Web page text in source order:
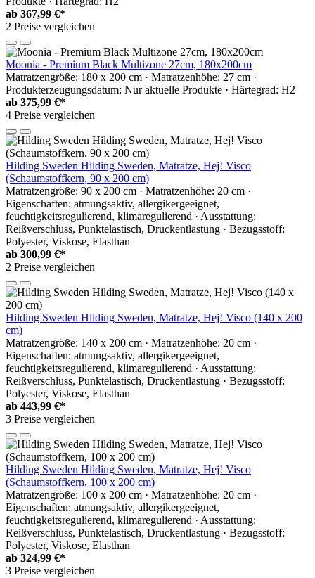
ab 367,99 €*
2 Preise vergleichen
Moonia - Premium Black Multizone 27cm, 180x200cm
Matratzengröße: 180 x 200 cm · Matratzenhöhe: 27 cm ·
Produkterzeugungsdatum: Nur aktuelle Produkte · Härtegrad: H2
ab 375,99 €*
4 Preise vergleichen
Hilding Sweden Hilding Sweden, Matratze, Hej! Visco
(Schaumstoffkern, 90 x 200 cm)
Matratzengröße: 90 x 200 cm · Matratzenhöhe: 20 cm ·
Eigenschaften: atmungsaktiv, allergikergeeignet,
feuchtigkeitsregulierend, klimaregulierend · Ausstattung:
Reißverschluss, Punktelastisch, Druckentlastung · Bezugsstoff:
Polyester, Viskose, Elasthan
ab 300,99 €*
2 Preise vergleichen
Hilding Sweden Hilding Sweden, Matratze, Hej! Visco (140 x 200
cm)
Matratzengröße: 140 x 200 cm · Matratzenhöhe: 20 cm ·
Eigenschaften: atmungsaktiv, allergikergeeignet,
feuchtigkeitsregulierend, klimaregulierend · Ausstattung:
Reißverschluss, Punktelastisch, Druckentlastung · Bezugsstoff:
Polyester, Viskose, Elasthan
ab 443,99 €*
3 Preise vergleichen
Hilding Sweden Hilding Sweden, Matratze, Hej! Visco
(Schaumstoffkern, 100 x 200 cm)
Matratzengröße: 100 x 200 cm · Matratzenhöhe: 20 cm ·
Eigenschaften: atmungsaktiv, allergikergeeignet,
feuchtigkeitsregulierend, klimaregulierend · Ausstattung:
Reißverschluss, Punktelastisch, Druckentlastung · Bezugsstoff:
Polyester, Viskose, Elasthan
ab 324,99 €*
3 Preise vergleichen